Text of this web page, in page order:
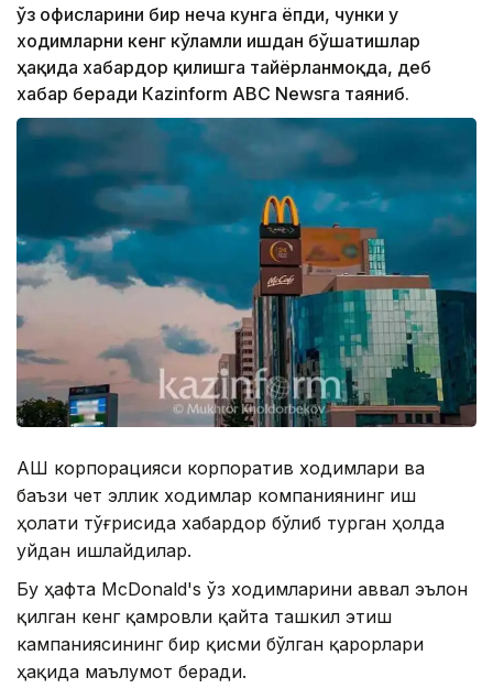
ўз офисларини бир неча кунга ёпди, чунки у
ходимларни кенг кўламли ишдан бўшатишлар
ҳақида хабардор қилишга тайёрланмоқда, деб
хабар беради Каzinform АBC Newsга таяниб.
АҚШ корпорацияси корпоратив ходимлари ва
баъзи чет эллик ходимлар компаниянинг иш
ҳолати тўғрисида хабардор бўлиб турган ҳолда
уйдан ишлайдилар.
Бу ҳафта McDonald's ўз ходимларини аввал эълон
қилган кенг қамровли қайта ташкил этиш
кампаниясининг бир қисми бўлган қарорлари
ҳақида маълумот беради.